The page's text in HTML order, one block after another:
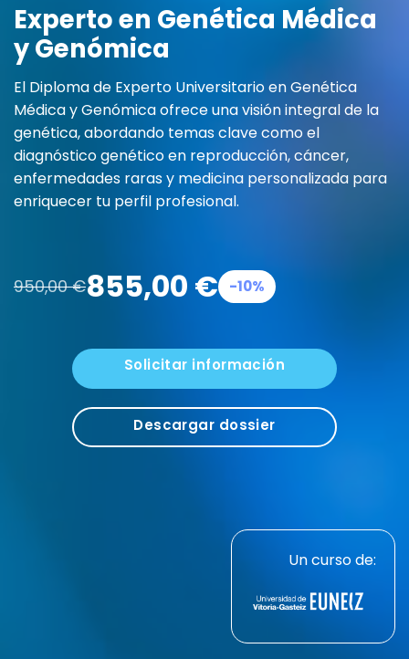
Experto en Genética Médica
y Genómica
El Diploma de Experto Universitario en Genética
Médica y Genómica ofrece una visión integral de la
genética, abordando temas clave como el
diagnóstico genético en reproducción, cáncer,
enfermedades raras y medicina personalizada para
enriquecer tu perfil profesional.
950,00€855,00 € -10%
Solicitar información
Descargar dossier
Un curso de: